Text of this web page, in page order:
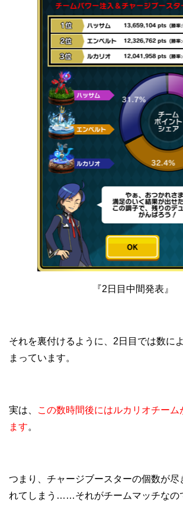
『2日目中間発表』
それを裏付けるように、2日目では数に
まっています。
実は、
この数時間後にはルカリオチーム
ます。
つまり、チャージブースターの個数が尽
れてしまう……それがチームマッチなの